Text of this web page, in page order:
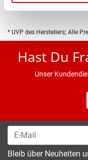
* UVP des Herstellers; Alle
Hast Du
Unser
Bleib über Neuheiten